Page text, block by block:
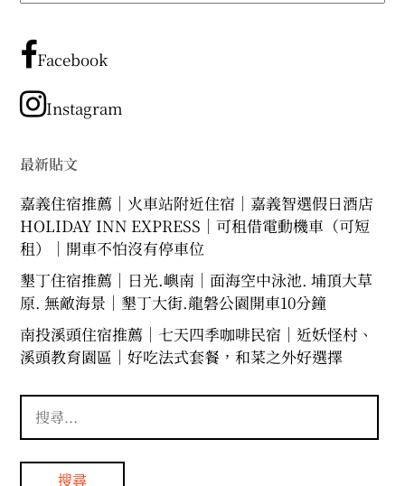
文
章
類
Facebook
Instagram
最新貼文
嘉義住宿推薦｜火車站附近住宿｜嘉義智選假日酒店
HOLIDAY INN EXPRESS｜可租借電動機車（可短
租）｜開車不怕沒有停車位
墾丁住宿推薦｜日光.嶼南｜面海空中泳池. 埔頂大草
原. 無敵海景｜墾丁大街.龍磐公園開車10分鐘
南投溪頭住宿推薦｜七天四季咖啡民宿｜近妖怪村、
溪頭教育園區｜好吃法式套餐，和菜之外好選擇